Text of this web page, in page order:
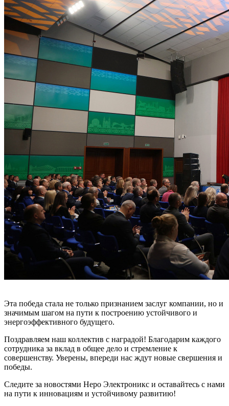
Эта победа стала не только признанием заслуг компании, но и
значимым шагом на пути к построению устойчивого и
энергоэффективного будущего.
Поздравляем наш коллектив с наградой! Благодарим каждого
сотрудника за вклад в общее дело и стремление к
совершенству. Уверены, впереди нас ждут новые свершения и
победы.
Следите за новостями Неро Электроникс и оставайтесь с нами
на пути к инновациям и устойчивому развитию!